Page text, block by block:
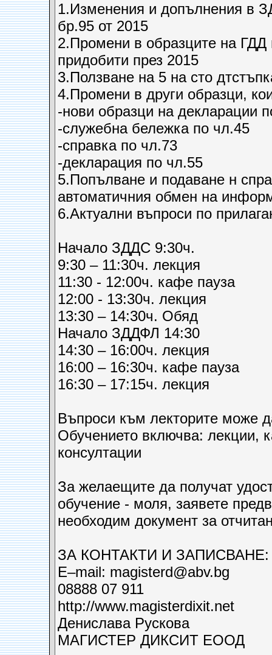
1.Изменения и допълнения в
бр.95 от 2015
2.Промени в образците на
придобити през 2015
3.Ползване на 5 на сто
4.Промени в други образци,
-нови образци на декларации
-служебна бележка по чл.45
-справка по чл.73
-декларация по чл.55
5.Попълване и подаване н
автоматичния обмен на
6.Актуални въпроси по
Начало ЗДДС 9:30ч.
9:30 – 11:30ч. лекция
11:30 - 12:00ч. кафе пауза
12:00 - 13:30ч. лекция
13:30 – 14:30ч. Обяд
Начало ЗДДФЛ 14:30
14:30 – 16:00ч. лекция
16:00 – 16:30ч. кафе пауза
16:30 – 17:15ч. лекция
Въпроси към лекторите може
Обучението включва: лекции,
консултации
За желаещите да получат
обучение - моля, заявете
необходим документ за
ЗА КОНТАКТИ И ЗАПИСВАНЕ:
Е–mail: magisterd@abv.bg
08888 07 911
http://www.magisterdixit.net
Денислав­а Рускова
МАГИСТЕР ДИКСИТ ЕООД